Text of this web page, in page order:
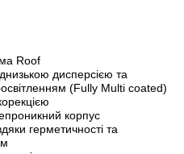
Roof
дисперсією та
(Fully Multi coated)
корпус
герметичності та